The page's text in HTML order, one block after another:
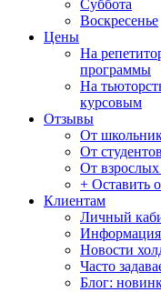
Суббота
Воскресенье
Цены
На
программы
На
курсовым
Отзывы
От
От студентов
От взрослых
+ Оставить
Клиентам
Личный
Новости
Часто
Блог: